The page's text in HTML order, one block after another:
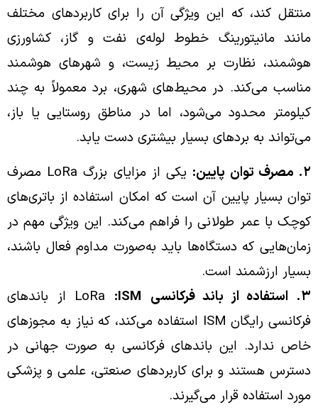
منتقل کند، که این ویژگی آن را برای کاربردهای مختلف
مانند مانیتورینگ خطوط لوله‌ی نفت و گاز، کشاورزی
هوشمند، نظارت بر محیط زیست، و شهرهای هوشمند
مناسب می‌کند. در محیط‌های شهری، برد معمولاً به چند
کیلومتر محدود می‌شود، اما در مناطق روستایی یا باز،
می‌تواند به بردهای بسیار بیشتری دست یابد.
۲. مصرف توان پایین:
یکی از مزایای بزرگ LoRa مصرف
توان بسیار پایین آن است که امکان استفاده از باتری‌های
کوچک با عمر طولانی را فراهم می‌کند. این ویژگی مهم در
زمان‌هایی که دستگاه‌ها باید به‌صورت مداوم فعال باشند،
بسیار ارزشمند است.
۳. استفاده از باند فرکانسی
:ISM
از باندهای
فرکانسی رایگان ISM استفاده می‌کند، که نیاز به مجوزهای
خاص ندارد. این باندهای فرکانسی به صورت جهانی در
دسترس هستند و برای کاربردهای صنعتی، علمی و پزشکی
مورد استفاده قرار می‌گیرند.